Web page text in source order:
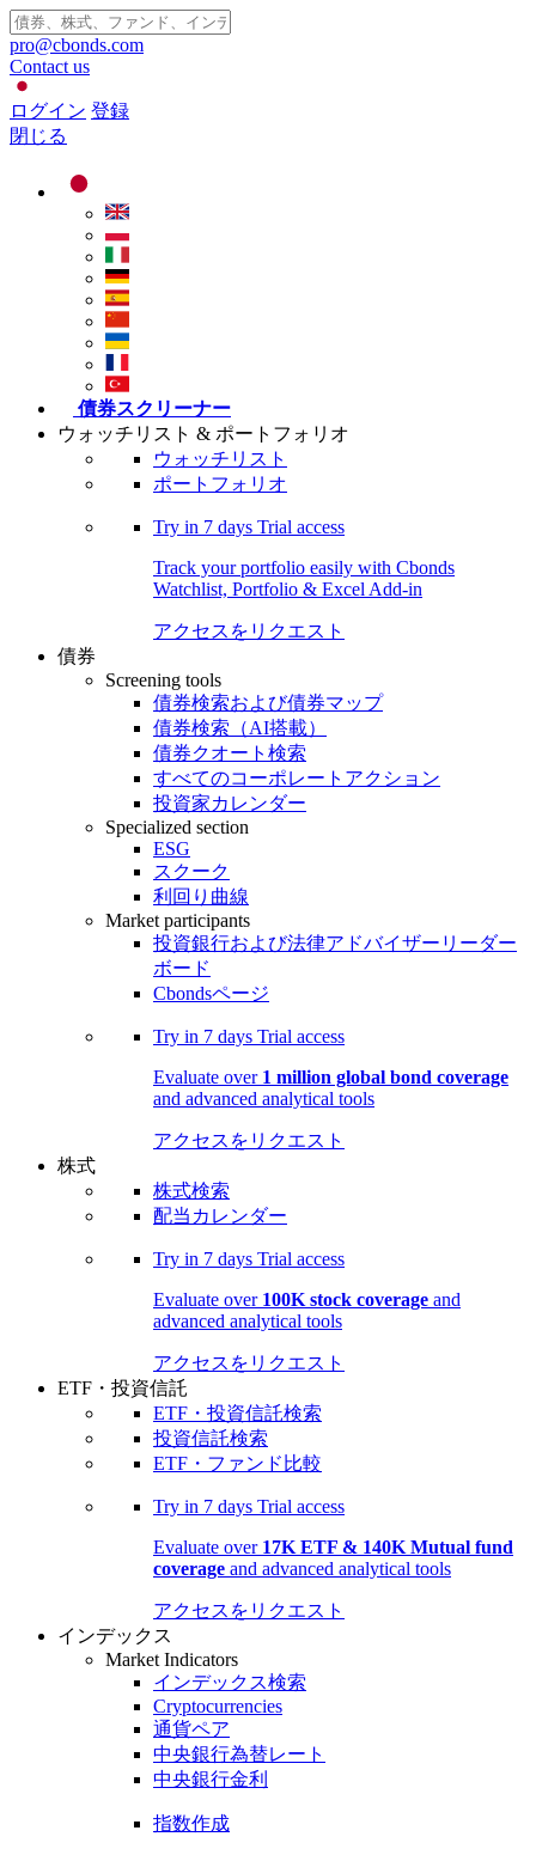
pro@cbonds.com
Contact us
ログイン 登録
閉じる
債券スクリーナー
ウォッチリスト & ポートフォリオ
ウォッチリスト
ポートフォリオ
Try in 7 days Trial access
Track your portfolio easily with Cbonds
Watchlist, Portfolio & Excel Add-in
アクセスをリクエスト
債券
Screening tools
債券検索および債券マップ
債券検索（AI搭載）
債券クオート検索
すべてのコーポレートアクション
投資家カレンダー
Specialized section
ESG
スクーク
利回り曲線
Market participants
投資銀行および法律アドバイザーリーダー
ボード
Cbondsページ
Try in 7 days Trial access
Evaluate over 1 million global bond coverage
and advanced analytical tools
アクセスをリクエスト
株式
株式検索
配当カレンダー
Try in 7 days Trial access
Evaluate over 100K stock coverage and
advanced analytical tools
アクセスをリクエスト
ETF・投資信託
ETF・投資信託検索
投資信託検索
ETF・ファンド比較
Try in 7 days Trial access
Evaluate over 17K ETF & 140K Mutual fund
coverage and advanced analytical tools
アクセスをリクエスト
インデックス
Market Indicators
インデックス検索
Cryptocurrencies
通貨ペア
中央銀行為替レート
中央銀行金利
指数作成